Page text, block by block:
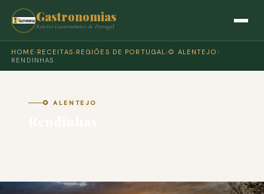
Gastronomias
Roteiro Gastronómico de Portugal
HOME › RECEITAS › REGIÕES DE PORTUGAL›🌻 ALENTEJO ›
RENDINHAS
🌻 ALENTEJO